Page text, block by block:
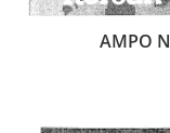
AMPO